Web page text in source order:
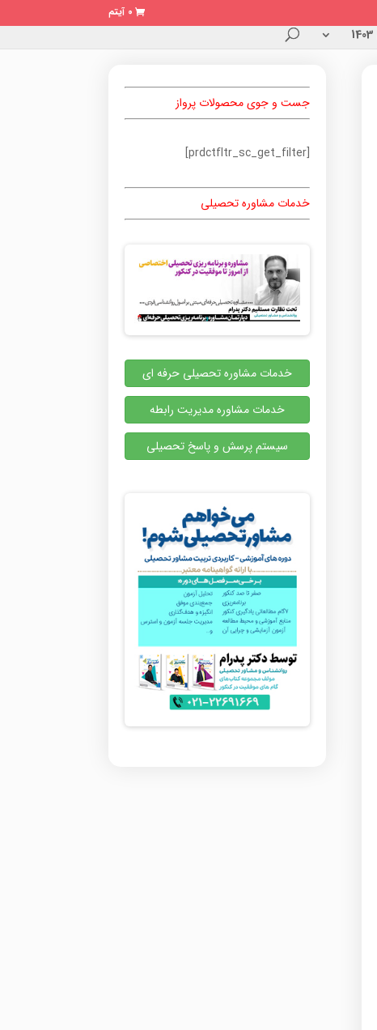
0 آیتم
جست و جوی محصولات پرواز
[prdctfltr_sc_get_filter]
خدمات مشاوره تحصیلی
خدمات مشاوره تحصیلی حرفه ای
خدمات مشاوره مدیریت رابطه
سیستم پرسش و پاسخ تحصیلی